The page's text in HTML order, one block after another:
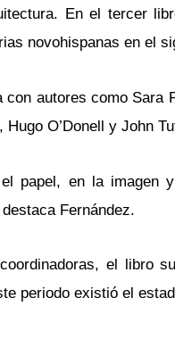
En el tercer
novohispanas en el
con autores como
Hugo O’Donell y John
el papel, en la
Fernández.
el libro
periodo existió el